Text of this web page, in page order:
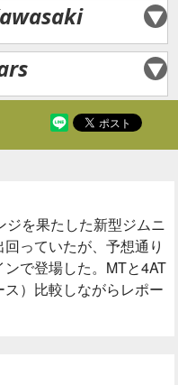
を果たした新型ジムニ
っていたが、予想通り
で登場した。MTと4AT
）比較しながらレポー